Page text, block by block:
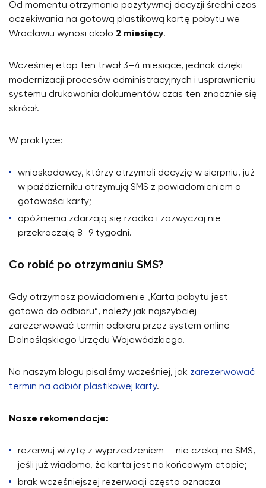
Od momentu otrzymania pozytywnej decyzji średni czas
oczekiwania na gotową plastikową kartę pobytu we
Wrocławiu wynosi około 2 miesięcy.
Wcześniej etap ten trwał 3–4 miesiące, jednak dzięki
modernizacji procesów administracyjnych i usprawnieniu
systemu drukowania dokumentów czas ten znacznie się
skrócił.
W praktyce:
wnioskodawcy, którzy otrzymali decyzję w sierpniu, już
w październiku otrzymują SMS z powiadomieniem o
gotowości karty;
opóźnienia zdarzają się rzadko i zazwyczaj nie
przekraczają 8–9 tygodni.
Co robić po otrzymaniu SMS?
Gdy otrzymasz powiadomienie „Karta pobytu jest
gotowa do odbioru”, należy jak najszybciej
zarezerwować termin odbioru przez system online
Dolnośląskiego Urzędu Wojewódzkiego.
Na naszym blogu pisaliśmy wcześniej, jak zarezerwować
termin na odbiór plastikowej karty.
Nasze rekomendacje:
rezerwuj wizytę z wyprzedzeniem — nie czekaj na SMS,
jeśli już wiadomo, że karta jest na końcowym etapie;
brak wcześniejszej rezerwacji często oznacza